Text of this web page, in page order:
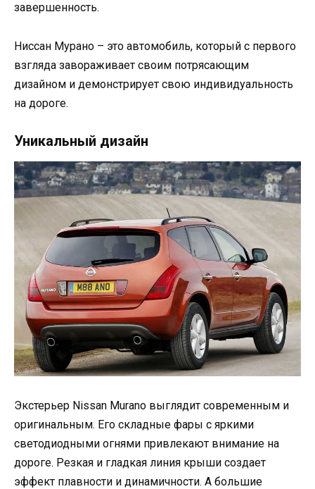
завершенность.
Ниссан Мурано – это автомобиль, который с первого
взгляда завораживает своим потрясающим
дизайном и демонстрирует свою индивидуальность
на дороге.
Уникальный дизайн
Экстерьер Nissan Murano выглядит современным и
оригинальным. Его складные фары с яркими
светодиодными огнями привлекают внимание на
дороге. Резкая и гладкая линия крыши создает
эффект плавности и динамичности. А большие